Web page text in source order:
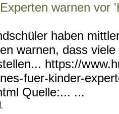
warnen vor
haben
warnen, dass
https://w
fuer-kinder-
Quelle:... ...